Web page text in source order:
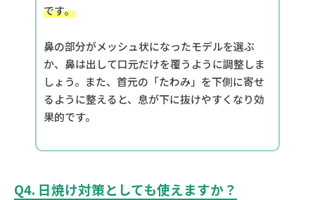
です。
鼻の部分がメッシュ状になったモデルを選ぶ
か、鼻は出して口元だけを覆うように調整しま
しょう。また、首元の「たわみ」を下側に寄せ
るように整えると、息が下に抜けやすくなり効
果的です。
Q4. 日焼け対策としても使えますか？